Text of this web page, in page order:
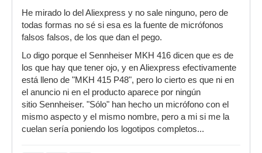
He mirado lo del Aliexpress y no sale ninguno, pero de
todas formas no sé si esa es la fuente de micrófonos
falsos falsos, de los que dan el pego.
Lo digo porque el Sennheiser MKH 416 dicen que es de
los que hay que tener ojo, y en Aliexpress efectivamente
está lleno de "MKH 415 P48", pero lo cierto es que ni en
el anuncio ni en el producto aparece por ningún
sitio Sennheiser. "Sólo" han hecho un micrófono con el
mismo aspecto y el mismo nombre, pero a mi si me la
cuelan sería poniendo los logotipos completos...